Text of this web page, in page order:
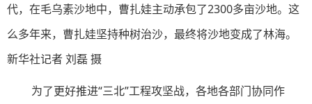
代，在毛乌素沙地中，曹扎娃主动承包了2300多亩沙地。这
么多年来，曹扎娃坚持种树治沙，最终将沙地变成了林海。
新华社记者 刘磊 摄
为了更好推进“三北”工程攻坚战，各地各部门协同作